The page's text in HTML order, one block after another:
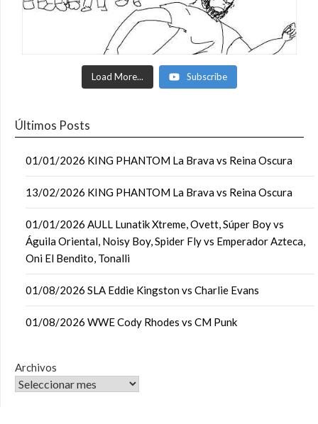
Load More... Subscribe
Últimos Posts
01/01/2026 KING PHANTOM La Brava vs Reina Oscura
13/02/2026 KING PHANTOM La Brava vs Reina Oscura
01/01/2026 AULL Lunatik Xtreme, Ovett, Súper Boy vs
Águila Oriental, Noisy Boy, Spider Fly vs Emperador Azteca,
Oni El Bendito, Tonalli
01/08/2026 SLA Eddie Kingston vs Charlie Evans
01/08/2026 WWE Cody Rhodes vs CM Punk
Archivos